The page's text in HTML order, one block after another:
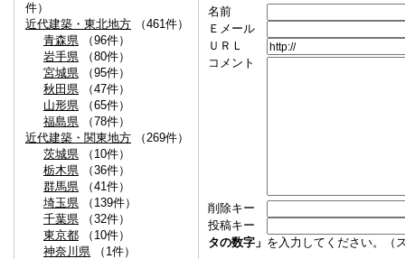
件）
近代建築・東北地方 （461件）
青森県 （96件）
岩手県 （80件）
宮城県 （95件）
秋田県 （47件）
山形県 （65件）
福島県 （78件）
近代建築・関東地方 （269件）
茨城県 （10件）
栃木県 （36件）
群馬県 （41件）
埼玉県 （139件）
千葉県 （32件）
東京都 （10件）
神奈川県 （1件）
名前
Ｅメール
ＵＲＬ
コメント
削除キー
投稿キー
タの数字」 を入力してください。（